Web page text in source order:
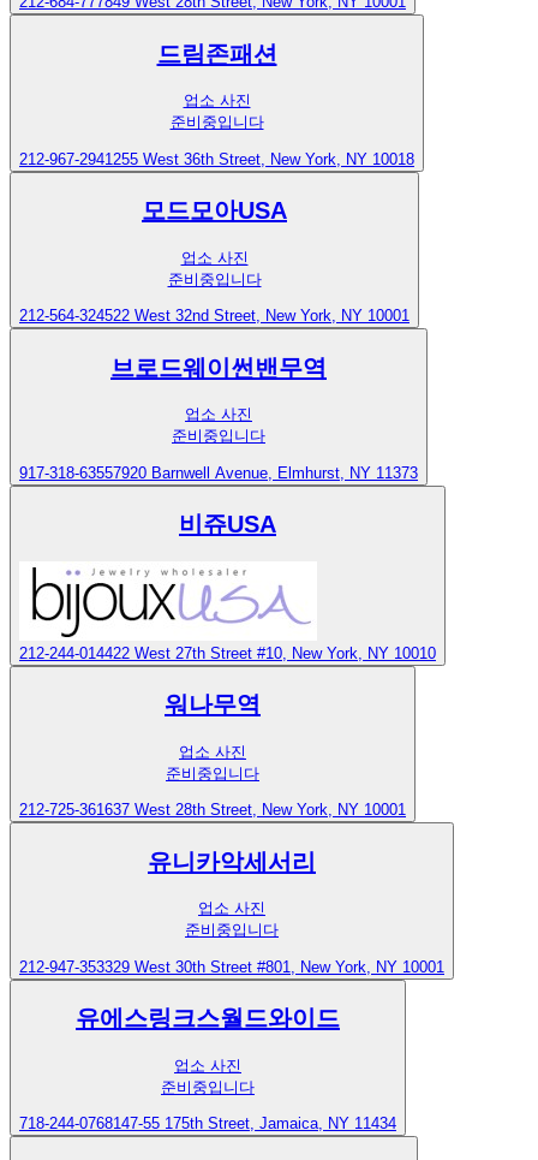
드림존패션
업소 사진
준비중입니다
212-967-2941 255 West 36th Street, New York, NY 10018
모드모아USA
업소 사진
준비중입니다
212-564-324522 West 32nd Street, New York, NY 10001
브로드웨이썬밴무역
업소 사진
준비중입니다
917-318-63557920 Barnwell Avenue, Elmhurst, NY 11373
비쥬USA
212-244-014422 West 27th Street #10, New York, NY 10010
워나무역
업소 사진
준비중입니다
212-725-361637 West 28th Street, New York, NY 10001
유니카악세서리
업소 사진
준비중입니다
212-947-353329 West 30th Street #801, New York, NY 10001
유에스링크스월드와이드
업소 사진
준비중입니다
718-244-0768147-55 175th Street, Jamaica, NY 11434